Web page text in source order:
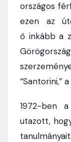
országos
ezen az
ő inkább a
“Santorini,”
1972-ben
utazott,